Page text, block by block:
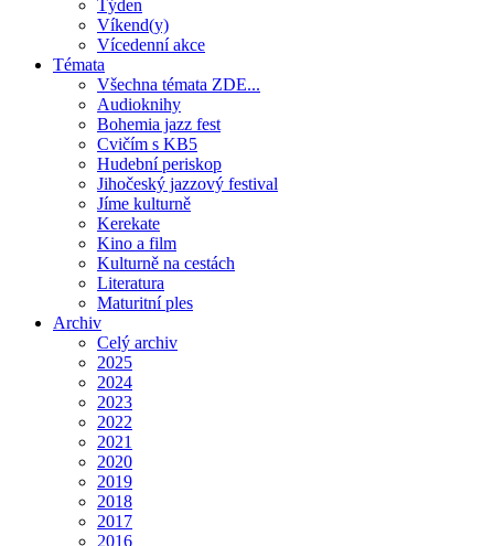
Týden
Víkend(y)
Vícedenní akce
Témata
Všechna témata ZDE...
Audioknihy
Bohemia jazz fest
Cvičím s KB5
Hudební periskop
Jihočeský jazzový festival
Jíme kulturně
Kerekate
Kino a film
Kulturně na cestách
Literatura
Maturitní ples
Archiv
Celý archiv
2025
2024
2023
2022
2021
2020
2019
2018
2017
2016